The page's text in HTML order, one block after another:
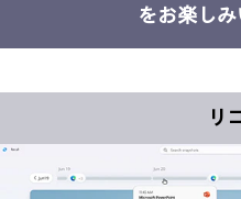
をお楽し
コク